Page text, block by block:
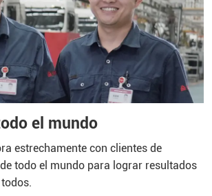
el mundo
estrechamente con clientes de
todo el mundo para lograr resultados